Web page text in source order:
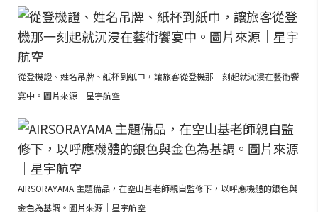
從登機證、姓名吊牌、紙杯到紙巾，讓旅客從登機那一刻起就沉浸在藝術饗
宴中。圖片來源｜星宇航空
AIRSORAYAMA 主題備品，在空山基老師親自監修下，以呼應機體的銀色與
金色為基調。圖片來源｜星宇航空